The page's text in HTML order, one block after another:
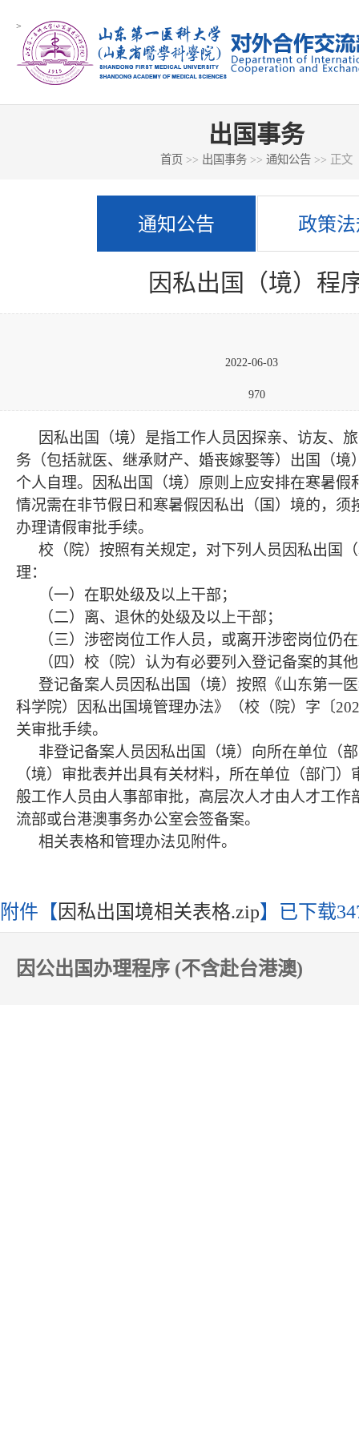
>
出国事务
首页 >> 出国事务 >> 通知公告 >> 正文
通知公告 政策
因私出国（境）程
2022-06-03
970
因私出国（境）是指工作人员因探亲、访友、
务（包括就医、继承财产、婚丧嫁娶等）出国（境
个人自理。因私出国（境）原则上应安排在寒暑假
情况需在非节假日和寒暑假因私出（国）境的，须
办理请假审批手续。
校（院）按照有关规定，对下列人员因私出国
理：
（一）在职处级及以上干部；
（二）离、退休的处级及以上干部；
（三）涉密岗位工作人员，或离开涉密岗位仍
（四）校（院）认为有必要列入登记备案的其
登记备案人员因私出国（境）按照《山东第一
科学院）因私出国境管理办法》（校（院）字〔
关审批手续。
非登记备案人员因私出国（境）向所在单位（
（境）审批表并出具有关材料，所在单位（部门
般工作人员由人事部审批，高层次人才由人才工作
流部或台港澳事务办公室会签备案。
相关表格和管理办法见附件。
附件【 因私出国境相关表格.zip】已下载
因公出国办理程序 (不含赴台港澳)